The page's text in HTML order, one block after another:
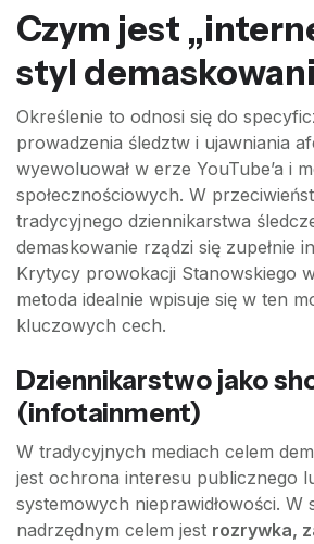
Czym jest
styl
Określenie to odnosi się do
prowadzenia śledztw i ujawniania
wyewoluował w erze YouTube’a i
społecznościowych. W
tradycyjnego dziennikarstwa
demaskowanie rządzi się zupełnie
Krytycy prowokacji Stanowskiego
metoda idealnie wpisuje się w ten
kluczowych cech.
Dziennikarstwo jako
(infotainment)
W tradycyjnych mediach celem
jest ochrona interesu publicznego
systemowych nieprawidłowości. W
nadrzędnym celem jest rozrywka,